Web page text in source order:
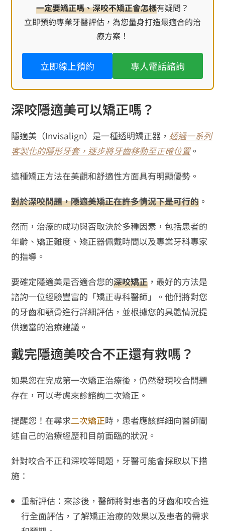
一定要矯正嗎、深咬不矯正會怎樣有疑問？
立即預約專業牙醫評估，為您量身打造最適合的治
療方案！
立即線上預約 專人電話諮詢
深咬隱適美可以矯正嗎？
隱適美（Invisalign）是一種透明矯正器， 透過一系列
客製化的隱形牙套，逐步將牙齒移動至正確位置。
這種矯正方法在美觀和舒適性方面具有明顯優勢。
對於深咬問題，隱適美矯正在許多情況下是可行的 。
然而，治療的成功與否取決於多種因素，包括患者的
年齡、矯正難度、矯正器佩戴時間以及專業牙科專家
的指導。
要確定隱適美是否適合您的深咬矯正 ，最好的方法是
諮詢一位經驗豐富的「矯正專科醫師」。他們將對您
的牙齒和顎骨進行詳細評估，並根據您的具體情況提
供適當的治療建議。
戴完隱適美咬合不正還有救嗎？
如果您在完成第一次矯正治療後，仍然發現咬合問題
存在，可以考慮來診諮詢二次矯正。
提醒您！在尋求二次矯正時，患者應該詳細向醫師闡
述自己的治療經歷和目前面臨的狀況。
針對咬合不正和深咬等問題，牙醫可能會採取以下措
施：
重新評估：來診後，醫師將對患者的牙齒和咬合進
行全面評估，了解矯正治療的效果以及患者的需求